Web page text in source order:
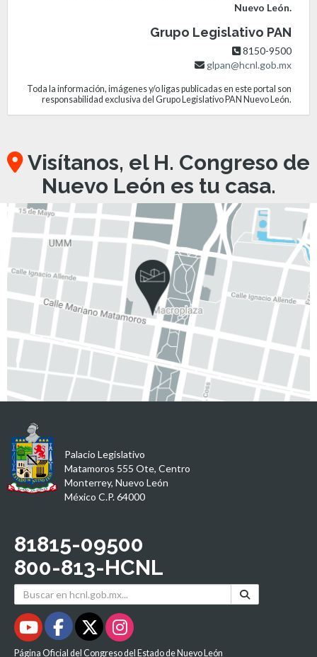
Nuevo León.
Grupo Legislativo PAN
8150-9500
glpan@hcnl.gob.mx
Toda la información, imágenes y/o ligas publicadas en este portal son
responsabilidad exclusiva del Grupo Legislativo PAN Nuevo León.
Visítanos, el H. Congreso de
Nuevo León es tu casa.
Palacio Legislativo
Matamoros 555 Ote, Centro
Monterrey, Nuevo León
México C.P. 64000
81815-09500
800-813-HCNL
Página Oficial del Congreso del Estado de Nuevo León